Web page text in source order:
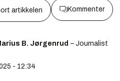
artikkelen Kommenter
B. Jørgenrud – Journalist
- 12:34